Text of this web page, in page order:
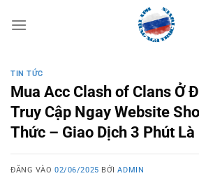
qua
TIN TỨC
Mua Acc Clash of Clans Ở
Truy Cập Ngay Website
Thức – Giao Dịch 3 Phút
ĐĂNG VÀO02/06/2025 BỞIADMIN